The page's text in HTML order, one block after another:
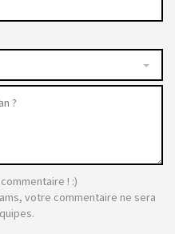
! :)
votre commentaire ne sera